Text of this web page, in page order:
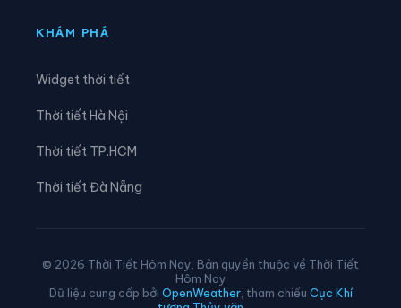
Xã Minh Thọ
Xã Phạm Ngũ Lão
KHÁM PHÁ
Widget thời tiết
Thời tiết Hà Nội
Thời tiết TP.HCM
Thời tiết Đà Nẵng
© 2026 Thời Tiết Hôm Nay. Bản quyền thuộc về Thời Tiết
Hôm Nay
Dữ liệu cung cấp bởi OpenWeather, tham chiếu Cục Khí